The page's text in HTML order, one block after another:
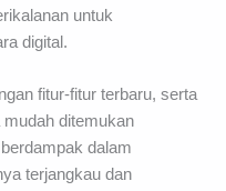
untuk
digital.
fitur-fitur terbaru, serta
mudah ditemukan
dalam
terjangkau dan